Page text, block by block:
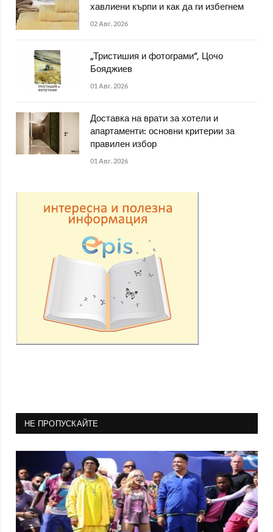
хавлиени кърпи и как да ги избегнем
02 Авг. 2026
„Тристишия и фотограми“, Цочо
Бояджиев
01 Авг. 2026
Доставка на врати за хотели и
апартаменти: основни критерии за
правилен избор
01 Авг. 2026
НЕ ПРОПУСКАЙТЕ